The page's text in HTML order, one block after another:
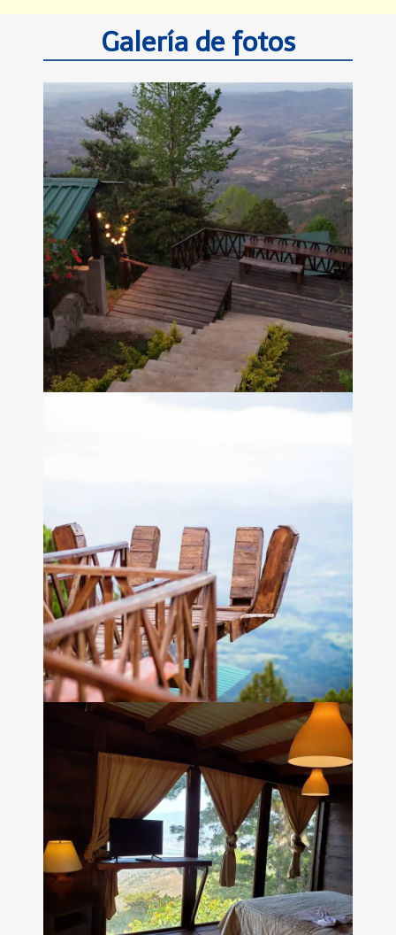
Galería de fotos